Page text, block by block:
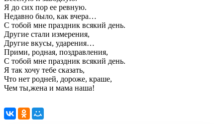
Я до сих пор ее ревную.
Недавно было, как вчера…
С тобой мне праздник всякий день.
Другие стали измерения,
Другие вкусы, ударения…
Прими, родная, поздравления,
С тобой мне праздник всякий день.
Я так хочу тебе сказать,
Что нет родней, дороже, краше,
Чем ты,жена и мама наша!